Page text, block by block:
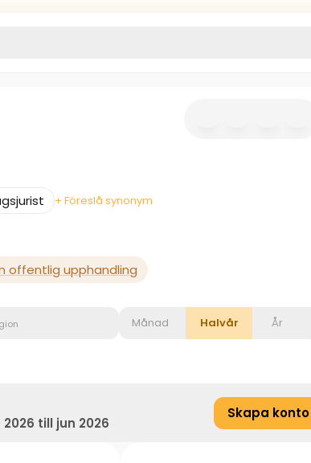
+ Föreslå synonym
offentlig upphandling
Månad Halvår År
2026 till jun 2026
Skapa konto